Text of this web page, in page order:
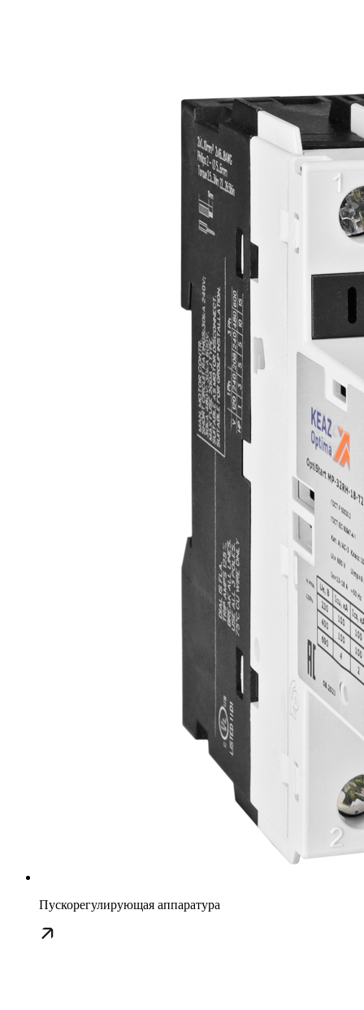
Пускорегулирующая аппаратура